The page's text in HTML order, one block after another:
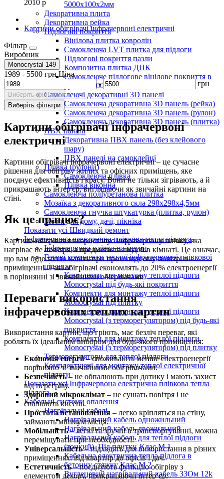
5000х100х2мм
Декоративна плита
Декоративна рейка
Підлогові покриття
Вінілова плитка ковролін
Самоклеюча LVT плитка для підлоги
Підлогові покриття пазли
Композитна плитка ДПК
Самоклеюче підлогове вінілове покриття в
рулоні 3000х600х1,5мм
Самоклеючі декоративні 3D панелі
Самоклеюча декоративна 3D панель (рейка)
Самоклеюча декоративна 3D панель (рулон)
Самоклеюча декоративна 3D панель (плитка)
ПВХ панелі
Декоративна ПВХ панель (без клейового
шару)
ПВХ панелі на самоклейці
Плівка (рулони)
Самоклеюча плівка
Плівка віконна
Самоклеюча поліуретанова плитка
Мозаїка з декоративного скла 298х298х4,5мм
Самоклеюча гнучка штукатурка (плитка, рулон)
Меблі для дому, дачі, пікніка
Показати усі Швидкий ремонт
Інфрачервона електрична плівкова тепла підлога
Інфрачервона плівка на метри
Готові комплекти теплої інфрачервоної плівкової
підлоги
Комплекти для монтажу теплої підлоги
Monocrystal під будь-які покриття
Комплекти для монтажу теплої підлоги
Monocrystal під плитку
Комплекти для монтажу теплої підлоги
Monocrystal (з терморегулятором) під будь-які
покриття
Комплекти для монтажу теплої підлоги
Monocrystal (з терморегулятором) під плитку
Терморегулятори для теплої підлоги
Комплектуючі для монтажу теплої електричної
підлоги
Показати усі Інфрачервона електрична плівкова тепла
підлога
Кабельні системи опалення
Нагрівальні кабелі
Нагрівальний кабель одножильний
Нагрівальний кабель двожильний
Нагрівальний кабель для теплої підлоги
(тонкий). Під плитку. Клас М 1
Кабельна електрична тепла підлога в
бетонну стяжку Клас М 2
Вуглецевий нагрівальний кабель 33Ом 12k
2010 р
Картини обігрівачі інфрачервоні електричні
Фільтр
Виробник
Monocrystal 149
1989 - 5500 грнЦіна
-
грн
Виберіть фільтри
Виберіть фільтри
Картини обігрівачі інфрачервоні
електричні
Картини обігрівачі інфрачервоні електричні – це сучасне
рішення для обігріву жилих та офісних приміщень, яке
поєднує ефективність і красу. Вони не тільки зігрівають, а й
прикрашають інтер'єр, виглядаючи як звичайні картини на
стіні.
Як це працює?
Картина-обігрівач використовує інфрачервону плівку, яка
нагріває не повітря, а предмети та людей в кімнаті. Це означає,
що вам буде тепло навіть при прохолодному повітрі в
приміщенні. Такі обігрівачі економлять до 20% електроенергії
в порівнянні зі звичайними обігрівачами.
Переваги використання
інфрачервоних теплих картин
Використання картин, що гріють, має безліч переваг, які
роблять їх ідеальним вибором для будь-якого приміщення:
Економія енергії– споживають менше електроенергії
порівняно зі звичайними обігрівачами.
Безпечність– не обпалюють при дотику і мають захист
від перегріву.
Здоровий мікроклімат – не сушать повітря і не
спалюють кисень.
Простота встановлення – легко кріпляться на стіну,
займають мінімум місця.
Мобільність– легкі та зручні в транспортуванні, можна
переміщувати при необхідності.
Універсальність– підходять для використання в різних
приміщеннях: від квартир до офісів і дач.
Естетичність– поєднують функцію обігріву з
елементом декору, прикрашаючи інтер’єр.